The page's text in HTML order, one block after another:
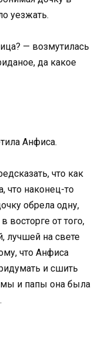
уезжать.
— возмутилась
да какое
Анфиса.
что как
что наконец-то
обрела одну,
восторге от того,
лучшей на свете
что Анфиса
и сшить
и папы она была